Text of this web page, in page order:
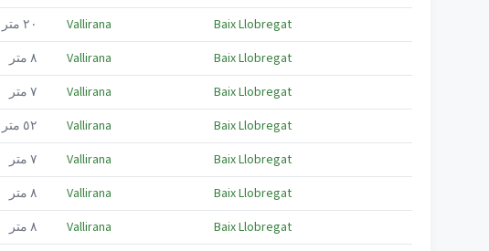
٢٠ متر Vallirana
Baix Llobregat
٨ متر Vallirana
Baix Llobregat
٧ متر Vallirana
Baix Llobregat
٥٢ متر Vallirana
Baix Llobregat
٧ متر Vallirana
Baix Llobregat
٨ متر Vallirana
Baix Llobregat
٨ متر Vallirana
Baix Llobregat